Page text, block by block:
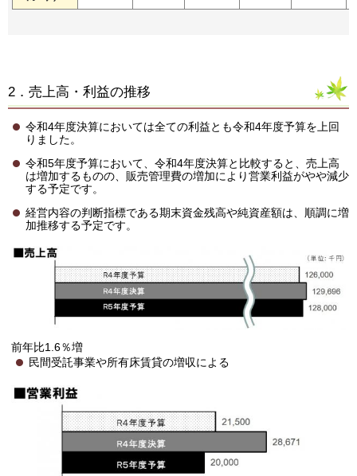
2．売上高・利益の推移
令和4年度決算においては全ての利益とも令和4年度予算を上回
りました。
令和5年度予算において、令和4年度決算と比較すると、売上高
は増加するものの、販売管理費の増加により営業利益がやや減少
する予定です。
経営内容の判断指標である期末資金残高や純資産額は、順調に増
加推移する予定です。
前年比1.6％増
民間受託事業や所有床賃貸の増収による